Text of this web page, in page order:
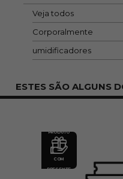
Veja todos
Corporalmente
umidificadores
ESTES SÃO ALGUNS
PRODUTO
COM
PRESENTE